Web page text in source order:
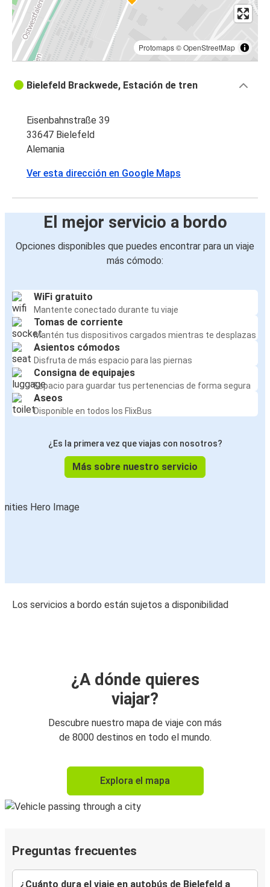
Protomaps©OpenStreetMap
Bielefeld Brackwede, Estación de tren
Eisenbahnstraße 39
33647 Bielefeld
Alemania
Ver esta dirección en Google Maps
El mejor servicio a bordo
Opciones disponibles que puedes encontrar para un viaje
más cómodo:
WiFi gratuito
Mantente conectado durante tu viaje
Tomas de corriente
Mantén tus dispositivos cargados mientras te desplazas
Asientos cómodos
Disfruta de más espacio para las piernas
Consigna de equipajes
Espacio para guardar tus pertenencias de forma segura
Aseos
Disponible en todos los FlixBus
¿Es la primera vez que viajas con nosotros?
Más sobre nuestro servicio
Los servicios a bordo están sujetos a disponibilidad
¿A dónde quieres
viajar?
Descubre nuestro mapa de viaje con más
de 8000 destinos en todo el mundo.
Explora el mapa
Preguntas frecuentes
¿Cuánto dura el viaje en autobús de Bielefeld a